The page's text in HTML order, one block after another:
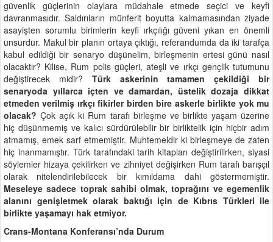
güvenlik güçlerinin olaylara müdahale etmede seçici ve keyfi
davranmasıdır. Saldırıların münferit boyutta kalmamasından ziyade
asayişten sorumlu birimlerin keyfi ırkçılığı güveni yıkan en önemli
unsurdur. Makul bir planın ortaya çıktığı, referandumda da iki tarafça
kabul edildiği bir senaryo düşünelim, birleşmenin ertesi günü nasıl
olacaktır? Kilise, Rum polis güçleri, ateşli ve ırkçı gençlik tutumunu
değiştirecek midir? Türk askerinin tamamen çekildiği bir
senaryoda yıllarca içten ve damardan, üstelik dozaja dikkat
etmeden verilmiş ırkçı fikirler birden bire askerle birlikte yok mu
olacak?Çok açık ki Rum tarafı birleşme ve birlikte yaşam üzerine
hiç düşünmemiş ve kalıcı sürdürülebilir bir birliktelik için hiçbir adım
atmamış, emek sarf etmemiştir. Muhtemeldir ki birleşmeye de zaten
hiç inanmamıştır. Türk tarafındaki tarih kitapları değiştirilirken, siyasi
söylemler hizaya çekilirken ve zihniyet değişirken Rum tarafı barışçıl
olarak nitelendirilebilecek bir kımıldama dahi göstermemiştir.
Meseleye sadece toprak sahibi olmak, toprağını ve egemenlik
alanını genişletmek olarak baktığı için de Kıbrıs Türkleri ile
birlikte yaşamayı hak etmiyor.
Crans-Montana Konferansı’nda Durum